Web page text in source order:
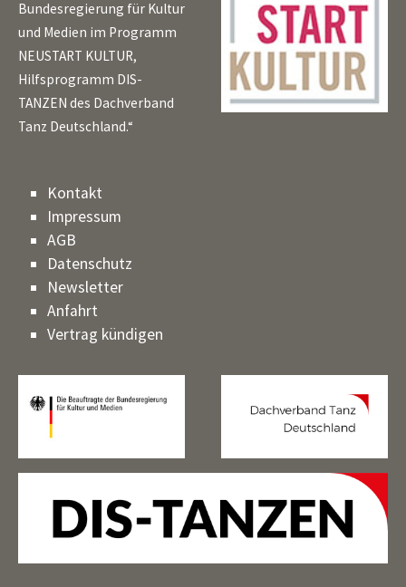
Bundesregierung für Kultur
und Medien im Programm
NEUSTART KULTUR,
Hilfsprogramm DIS-
TANZEN des Dachverband
Tanz Deutschland.“
Kontakt
Impressum
AGB
Datenschutz
Newsletter
Anfahrt
Vertrag kündigen